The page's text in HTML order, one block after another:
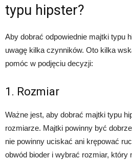
typu hipster?
Aby dobrać odpowiednie majtki typu
uwagę kilka czynników. Oto kilka
pomóc w podjęciu decyzji:
1. Rozmiar
Ważne jest, aby dobrać majtki typu
rozmiarze. Majtki powinny być
nie powinny uciskać ani krępować
obwód bioder i wybrać rozmiar, który